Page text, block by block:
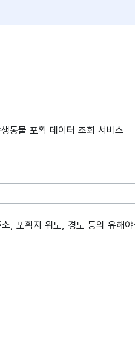
동물 포획 데이터 조회 서비스
, 포획지 위도, 경도 등의 유해